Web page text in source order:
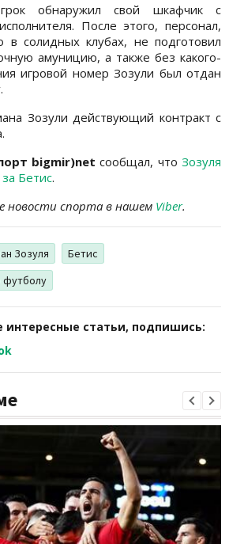
обнаружил свой шкафчик с
После этого, персонал,
в солидных клубах, не подготовил
амуницию, а также без какого-
игровой номер Зозули был отдан
Зозули действующий контракт с
bigmir)net сообщал, чтоЗозуля
Бетис.
новости спорта в нашем Viber.
Зозуля
Бетис
футболу
интересные статьи, подпишись: